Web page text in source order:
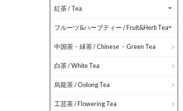
紅茶 / Tea
フルーツ&ハーブティー / Fruit&Herb Tea
中国茶・緑茶 / Chinese ・Green Tea
白茶 / White Tea
烏龍茶 / Oolong Tea
工芸茶 / Flowering Tea